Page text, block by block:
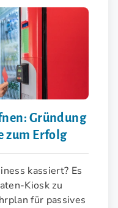
Gründung
zum Erfolg
kassiert? Es
Kiosk zu
für passives